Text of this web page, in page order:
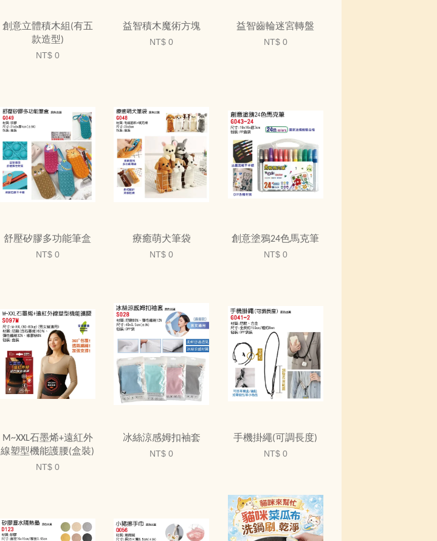
創意立體積木組(有五
款造型)
NT$ 0
益智積木魔術方塊
NT$ 0
益智齒輪迷宮轉盤
NT$ 0
舒壓矽膠多功能筆盒
NT$ 0
療癒萌犬筆袋
NT$ 0
創意塗鴉24色馬克筆
NT$ 0
M~XXL石墨烯+遠紅外
線塑型機能護腰(盒裝)
NT$ 0
冰絲涼感姆扣袖套
NT$ 0
手機掛繩(可調長度)
NT$ 0